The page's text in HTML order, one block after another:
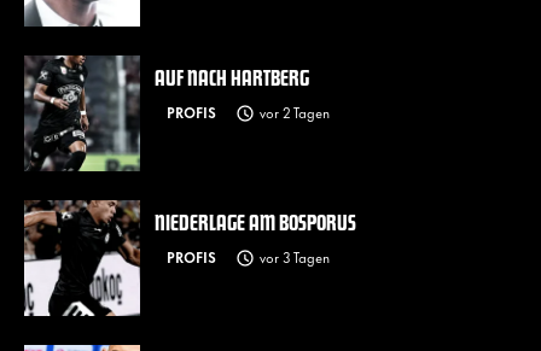
AUF NACH HARTBERG
PROFIS vor 2 Tagen
NIEDERLAGE AM BOSPORUS
PROFIS vor 3 Tagen